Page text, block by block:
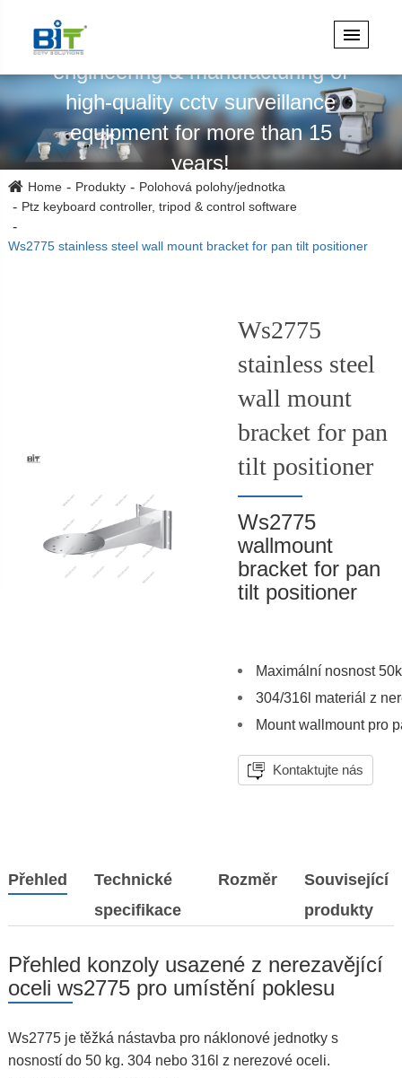
Specializuje se na design,
engineering & manufacturing of
high-quality cctv surveillance
equipment for more than 15
years!
Home Produkty
Polohová polohy/jednotka
Ptz keyboard controller, tripod & control software
Ws2775 stainless steel wall mount bracket for pan tilt positioner
Ws2775
stainless steel
wall mount
bracket for pan
tilt positioner
Ws2775
wallmount
bracket for pan
tilt positioner
Maximální nosnost
304/316l materiál z
Mount wallmount pro
Kontaktujte nás
Přehled
Technické
specifikace
Rozměr
Související
produkty
Přehled konzoly usazené z nerezavějící
oceli ws2775 pro umístění poklesu
Ws2775 je těžká nástavba pro náklonové jednotky s
nosností do 50 kg. 304 nebo 316l z nerezové oceli.